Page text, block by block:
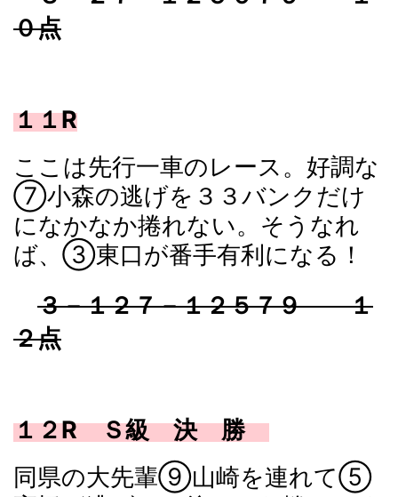
０点
１１R
ここは先行一車のレース。好調な
⑦小森の逃げを３３バンクだけ
になかなか捲れない。そうなれ
ば、③東口が番手有利になる！
３－１２７－１２５７９ １
２点
１２R Ｓ級 決 勝
同県の大先輩⑨山崎を連れて⑤